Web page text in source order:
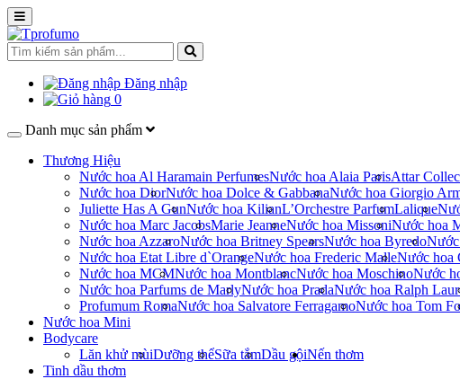
Đăng nhập
0
Danh mục sản phẩm
Thương Hiệu
Nước hoa Al Haramain PerfumesNước hoa Alaia ParisAttar
Nước hoa DiorNước hoa Dolce & GabbanaNước hoa Giorgio
Juliette Has A GunNước hoa KilianL’Orchestre ParfumLalique
Nước hoa Marc JacobsMarie JeanneNước hoa MissoniNước hoa
Nước hoa AzzaroNước hoa Britney SpearsNước hoa Byredo
Nước hoa Etat Libre d`OrangeNước hoa Frederic MalleNước hoa
Nước hoa MCMNước hoa MontblancNước hoa MoschinoNước
Nước hoa Parfums de MarlyNước hoa PradaNước hoa Ralph
Profumum RomaNước hoa Salvatore FerragamoNước hoa Tom
Nước hoa Mini
Bodycare
Lăn khử mùiDưỡng thểSữa tắmDầu gộiNến thơm
Tinh dầu thơm